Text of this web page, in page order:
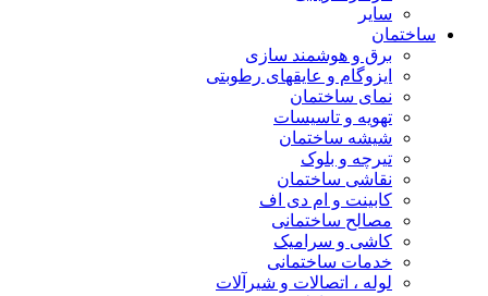
سایر
ساختمان
برق و هوشمند سازی
ایزوگام و عایقهای رطوبتی
نمای ساختمان
تهویه و تاسیسات
شیشه ساختمان
تیرچه و بلوک
نقاشی ساختمان
کابینت و ام دی اف
مصالح ساختمانی
کاشی و سرامیک
خدمات ساختمانی
لوله ، اتصالات و شیرآلات